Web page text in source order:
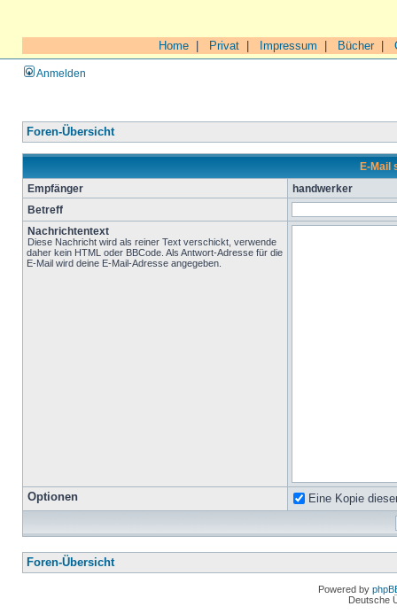
Home Privat Impressum Bücher|
Anmelden
Foren-Übersicht
E-Mail
Empfänger
handwerker
Betreff
Nachrichtentext
Diese Nachricht wird als reiner Text verschickt, verwende
daher kein HTML oder BBCode. Als Antwort-Adresse für die
E-Mail wird deine E-Mail-Adresse angegeben.
Optionen Eine Kopie
Foren-Übersicht
Powered by
Deutsche